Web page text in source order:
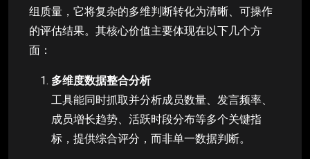
组质量，它将复杂的多维判断转化为清晰、可操作
的评估结果。其核心价值主要体现在以下几个方
面：
多维度数据整合分析
工具能同时抓取并分析成员数量、发言频率、
成员增长趋势、活跃时段分布等多个关键指
标，提供综合评分，而非单一数据判断。